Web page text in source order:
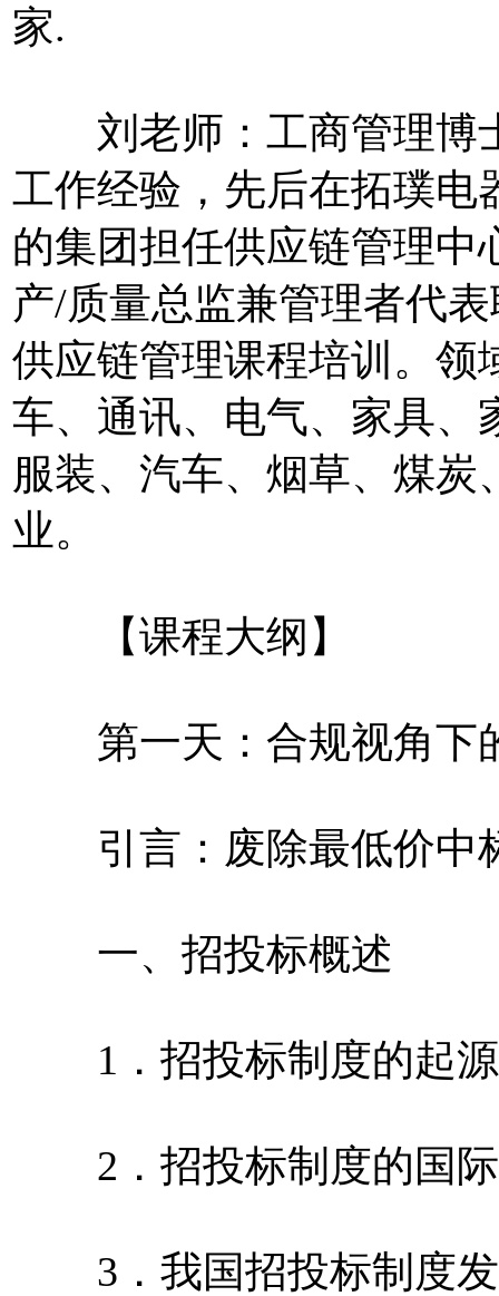
家.
刘老师：工商管理博
工作经验，先后在拓璞电
的集团担任供应链管理中
产/质量总监兼管理者代
供应链管理课程培训。领
车、通讯、电气、家具、
服装、汽车、烟草、煤
业。
【课程大纲】
第一天：合规视角下
引言：废除最低价中
一、招投标概述
1．招投标制度的起源
2．招投标制度的国
3．我国招投标制度